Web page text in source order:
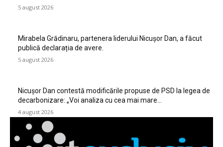
5 august 2026
Mirabela Grădinaru, partenera liderului Nicușor Dan, a făcut
publică declarația de avere.
5 august 2026
Nicușor Dan contestă modificările propuse de PSD la legea de
decarbonizare: „Voi analiza cu cea mai mare…
4 august 2026